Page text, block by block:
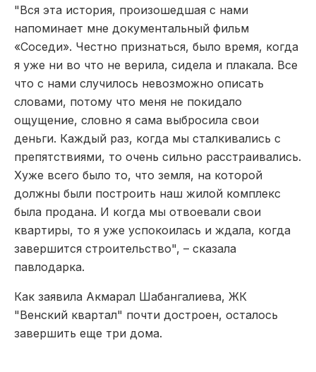
"Вся эта история, произошедшая с нами
напоминает мне документальный фильм
«Соседи». Честно признаться, было время, когда
я уже ни во что не верила, сидела и плакала. Все
что с нами случилось невозможно описать
словами, потому что меня не покидало
ощущение, словно я сама выбросила свои
деньги. Каждый раз, когда мы сталкивались с
препятствиями, то очень сильно расстраивались.
Хуже всего было то, что земля, на которой
должны были построить наш жилой комплекс
была продана. И когда мы отвоевали свои
квартиры, то я уже успокоилась и ждала, когда
завершится строительство", – сказала
павлодарка.
Как заявила Акмарал Шабангалиева, ЖК
"Венский квартал" почти достроен, осталось
завершить еще три дома.